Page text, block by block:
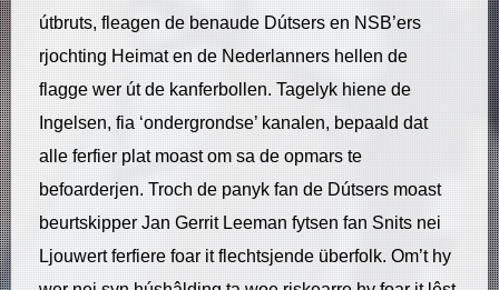
útbruts, fleagen de benaude Dútsers en NSB’ers
rjochting Heimat en de Nederlanners hellen de
flagge wer út de kanferbollen. Tagelyk hiene de
Ingelsen, fia ‘ondergrondse’ kanalen, bepaald dat
alle ferfier plat moast om sa de opmars te
befoarderjen. Troch de panyk fan de Dútsers moast
beurtskipper Jan Gerrit Leeman fytsen fan Snits nei
Ljouwert ferfiere foar it flechtsjende überfolk. Om’t hy